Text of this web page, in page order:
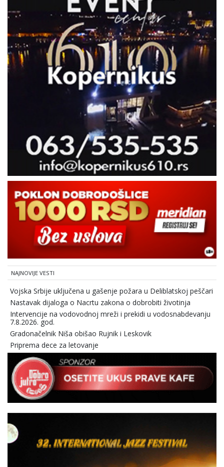
NAJNOVIJE VESTI
Vojska Srbije uključena u gašenje požara u Deliblatskoj peščari
Nastavak dijaloga o Nacrtu zakona o dobrobiti životinja
Intervencije na vodovodnoj mreži i prekidi u vodosnabdevanju
7.8.2026. god.
Gradonačelnik Niša obišao Rujnik i Leskovik
Priprema dece za letovanje